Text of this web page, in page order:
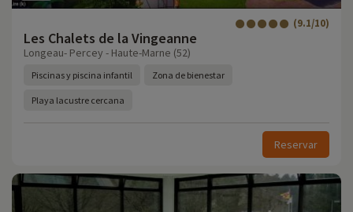
Les Chalets de la Vingeanne
(9.1/10)
Longeau- Percey - Haute-Marne (52)
Piscinas y piscina infantil Zona de bienestar
Playa lacustre cercana
Reservar